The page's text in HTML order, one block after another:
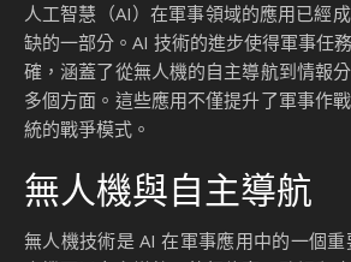
人工智慧（AI）在軍事領域的應用已經
缺的一部分。AI 技術的進步使得軍事任
確，涵蓋了從無人機的自主導航到情報
多個方面。這些應用不僅提升了軍事作
統的戰爭模式。
無人機與自主導航
無人機技術是 AI 在軍事應用中的一個